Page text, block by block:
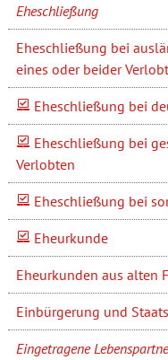
Eheschließung
Eheschließung bei
eines oder beider
Eheschließung bei
Eheschließung bei
Verlobten
Eheschließung bei
Eheurkunde
Eheurkunden aus alten
Einbürgerung und
Eingetragene